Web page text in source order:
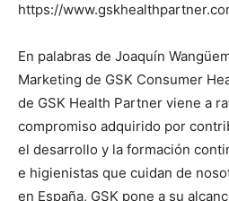
https://
En palabras de Joaquín
Marketing de GSK Consumer
de GSK Health Partner viene a
compromiso adquirido por
el desarrollo y la formación
e higienistas que cuidan de
en España, GSK pone a su